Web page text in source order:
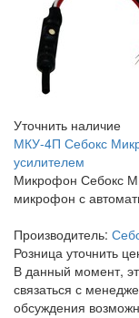
Уточнить наличие
МКУ-4П Себокс
усилителем
Микрофон Себокс
микрофон с
Производитель:
Розница уточнить
В данный момент,
связаться с
обсуждения